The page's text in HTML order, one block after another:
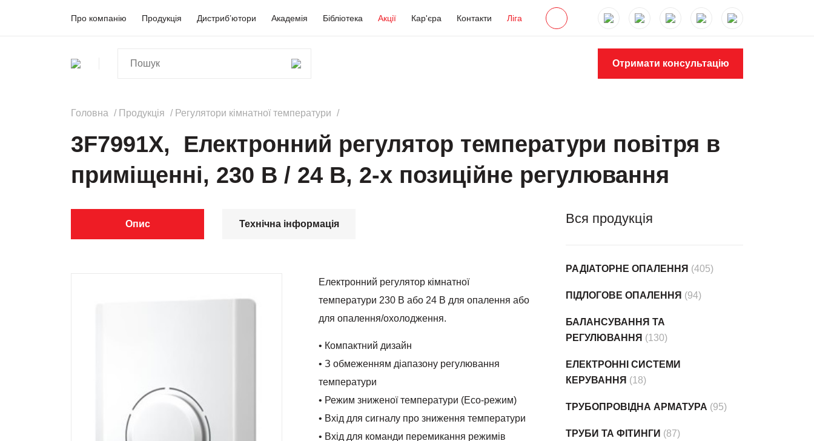
Про компанію Продукція Дистриб’ютори Академія Бібліотека Акції Кар'єра Контакти Ліга
Отримати консультацію
Головна Продукція Регулятори кімнатної температури
3F7991X, Електронний регулятор температури повітря в
приміщенні, 230 В / 24 В, 2-х позиційне регулювання
Опис Технічна інформація
Електронний регулятор кімнатної
температури 230 В або 24 В для опалення або
для опалення/охолодження.
• Компактний дизайн
• З обмеженням діапазону регулювання
температури
• Режим зниженої температури (Eco-режим)
• Вхід для сигналу про зниження температури
• Вхід для команди перемикання режимів
Вся продукція
РАДІАТОРНЕ ОПАЛЕННЯ (405)
ПІДЛОГОВЕ ОПАЛЕННЯ (94)
БАЛАНСУВАННЯ ТА
РЕГУЛЮВАННЯ (130)
ЕЛЕКТРОННІ СИСТЕМИ
КЕРУВАННЯ (18)
ТРУБОПРОВІДНА АРМАТУРА (95)
ТРУБИ ТА ФІТИНГИ (87)